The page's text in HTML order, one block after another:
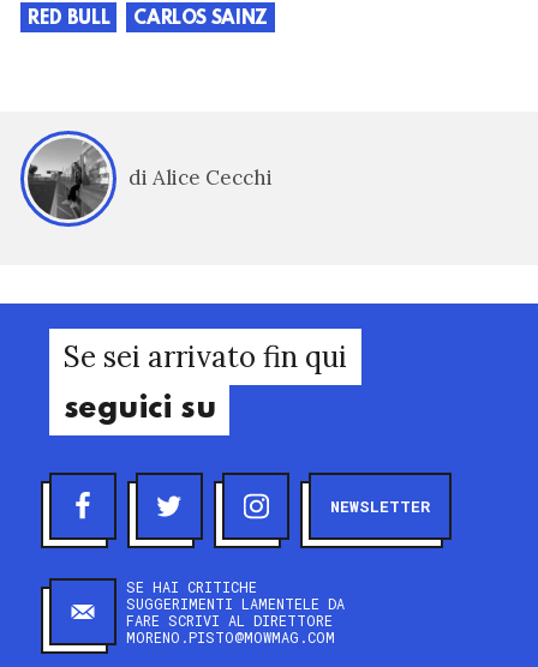
RED BULL
CARLOS SAINZ
di Alice Cecchi
Se sei arrivato fin qui
seguici su
NEWSLETTER
SE HAI CRITICHE
SUGGERIMENTI LAMENTELE DA
FARE SCRIVI AL DIRETTORE
MORENO.PISTO@MOWMAG.COM